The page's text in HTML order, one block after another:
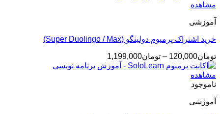
مشاهده
آموزشی
خرید اشتراک پرمیوم دولینگو (Super Duolingo / Max)
تومان120,000
– تومان1,199,000
قیمت:
مشاهده
ناموجود
آموزشی